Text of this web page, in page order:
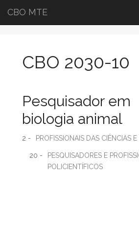
CBO MTE
CBO 2030-10
Pesquisador em
biologia animal
2 - PROFISSIONAIS DAS CIÊNCIAS
20 -
PESQUISADORES E
POLICIENTÍFICOS